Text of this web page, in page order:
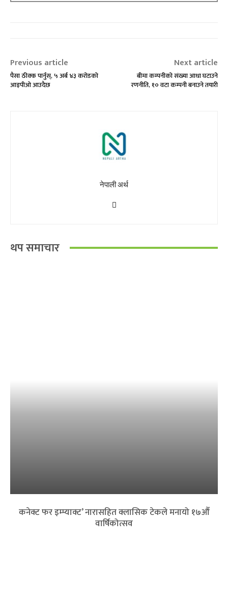
Previous article
पैसा ठीक्क पार्नुस्, ५ अर्ब ४३ करोडको
आइपीओ आउदैछ
Next article
बीमा कम्पनीको संख्या आधा घटाउने
रणनीति, १० वटा कम्पनी बनाउने तयारी
नेपाली अर्थ
थप समाचार
कनेक्ट फर इम्प्याक्ट’ नारासहित क्लासिक टेकले मनायो १७औँ
वार्षिकोत्सव